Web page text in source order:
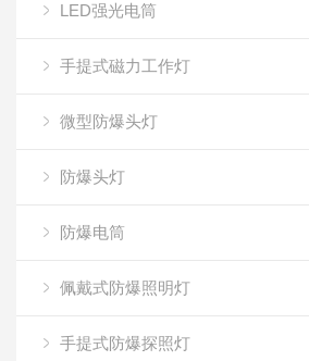
LED强光电筒
手提式磁力工作灯
微型防爆头灯
防爆头灯
防爆电筒
佩戴式防爆照明灯
手提式防爆探照灯